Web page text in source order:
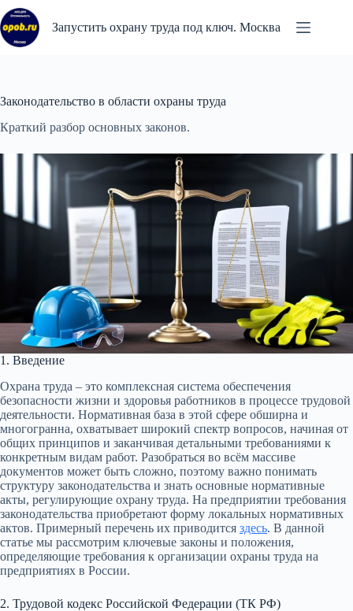
Перейти
к
сути
Запустить охрану труда под ключ. Москва
Законодательство в области охраны труда
Краткий разбор основных законов.
1. Введение
Охрана труда – это комплексная система обеспечения
безопасности жизни и здоровья работников в процессе трудовой
деятельности. Нормативная база в этой сфере обширна и
многогранна, охватывает широкий спектр вопросов, начиная от
общих принципов и заканчивая детальными требованиями к
конкретным видам работ. Разобраться во всём массиве
документов может быть сложно, поэтому важно понимать
структуру законодательства и знать основные нормативные
акты, регулирующие охрану труда. На предприятии требования
законодательства приобретают форму локальных нормативных
актов. Примерный перечень их приводится здесь. В данной
статье мы рассмотрим ключевые законы и положения,
определяющие требования к организации охраны труда на
предприятиях в России.
2. Трудовой кодекс Российской Федерации (ТК РФ)